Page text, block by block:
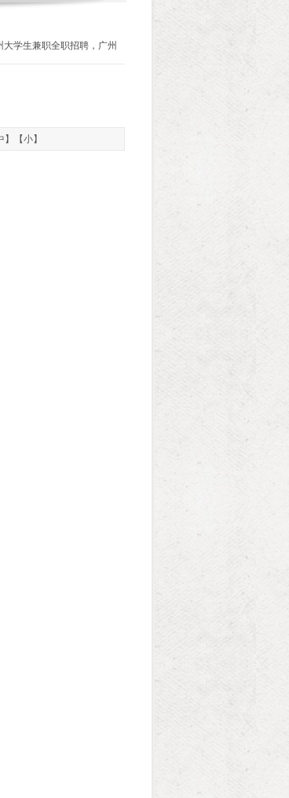
学生兼职全职招聘，广州
】【小】